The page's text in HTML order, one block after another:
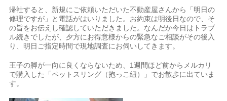
帰社すると、新規にご依頼いただいた不動産屋さんから「明日の
修理ですが」と電話がはいりました。お約束は明後日なので、そ
の旨をお伝えし確認していただきました。なんだか今日はトラブ
ル続きでしたが、夕方にお得意様からの緊急なご相談がその後入
り、明日ご指定時間で現地調査にお伺いしてきます。
王子の脚が一向に良くならないため、1週間ほど前からメルカリ
で購入した「ペットスリング（抱っこ紐）」でお散歩に出ていま
す。